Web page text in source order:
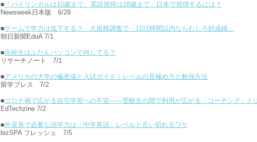
■ 「バイリンガルは10歳まで、英語習得は18歳まで」日本で習得するには？
Newsweek日本版 6/29
■ゲームで学力は低下する？ 大規模調査で「1日1時間以内ならむしろ好成績」
朝日新聞EduA 7/1
■高校生はふだんパソコンで何してる？
リサーチノート 7/1
■アメリカの大学の偏差値と入試ガイド｜レベルの見極め方と勉強方法
留学プレス 7/2
■ コロナ禍で広がる自宅学習への不安――受験生の間で利用が広がる「コーチング」と
EdTechzine 7/2
■外資系で必要な語学力は「中学英語」レベルと言い切れるワケ
bizSPA フレッシュ 7/5